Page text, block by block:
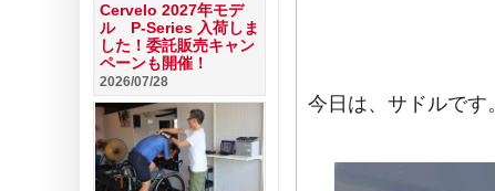
今日は、サドルです。
Cervelo 2027年モデ
ル P-Series 入荷しま
した！委託販売キャン
ペーンも開催！
2026/07/28